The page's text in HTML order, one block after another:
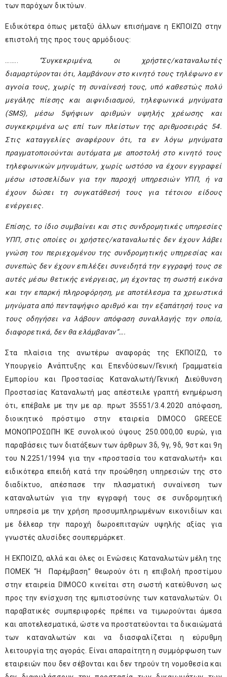
των παρόχων δικτύων.
Ειδικότερα όπως μεταξύ άλλων επισήμανε η ΕΚΠΟΙΖΩ στην
επιστολή της προς τους αρμόδιους:
……..
“Συγκεκριμένα, οι χρήστες/καταναλωτές
διαμαρτύρονται ότι, λαμβάνουν στο κινητό τους τηλέφωνο εν
αγνοία τους, χωρίς τη συναίνεσή τους, υπό καθεστώς πολύ
μεγάλης πίεσης και αιφνιδιασμού, τηλεφωνικά μηνύματα
(SMS), μέσω 5ψήφιων αριθμών υψηλής χρέωσης και
συγκεκριμένα ως επί των πλείστων της αριθμοσειράς 54.
Στις καταγγελίες αναφέρουν ότι, τα εν λόγω μηνύματα
πραγματοποιούνται αυτόματα με αποστολή στο κινητό τους
τηλεφωνικών μηνυμάτων, χωρίς ωστόσο να έχουν εγγραφεί
μέσω ιστοσελίδων για την παροχή υπηρεσιών ΥΠΠ, ή να
έχουν δώσει τη συγκατάθεσή τους για τέτοιου είδους
ενέργειες.
Επίσης, το ίδιο συμβαίνει και στις συνδρομητικές υπηρεσίες
ΥΠΠ, στις οποίες οι χρήστες/καταναλωτές δεν έχουν λάβει
γνώση του περιεχομένου της συνδρομητικής υπηρεσίας και
συνεπώς δεν έχουν επιλέξει συνειδητά την εγγραφή τους σε
αυτές μέσω θετικής ενέργειας, μη έχοντας τη σωστή εικόνα
και την επαρκή πληροφόρηση, με αποτέλεσμα τα χρεωστικά
μηνύματα από πενταψήφιο αριθμό και την εξαπάτησή τους να
τους οδηγήσει να λάβουν απόφαση συναλλαγής την οποία,
διαφορετικά, δεν θα ελάμβαναν”….
Στα πλαίσια της ανωτέρω αναφοράς της ΕΚΠΟΙΖΩ, το
Υπουργείο Ανάπτυξης και Επενδύσεων/Γενική Γραμματεία
Εμπορίου και Προστασίας Καταναλωτή/Γενική Διεύθυνση
Προστασίας Καταναλωτή μας απέστειλε γραπτή ενημέρωση
ότι, επέβαλε με την με αρ. πρωτ 35551/3.4.2020 απόφαση,
διοικητικό πρόστιμο στην εταιρεία DIMOCO GREECE
ΜΟΝΟΠΡΟΣΩΠΗ ΙΚΕ συνολικού ύψους 250.000,00 ευρώ, για
παραβάσεις των διατάξεων των άρθρων 3δ, 9γ, 9δ, 9στ και 9η
του Ν.2251/1994 για την «προστασία του καταναλωτή» και
ειδικότερα επειδή κατά την προώθηση υπηρεσιών της στο
διαδίκτυο, απέσπασε την πλασματική συναίνεση των
καταναλωτών για την εγγραφή τους σε συνδρομητική
υπηρεσία με την χρήση προσυμπληρωμένων εικονιδίων και
με δέλεαρ την παροχή δωροεπιταγών υψηλής αξίας για
γνωστές αλυσίδες σουπερμάρκετ.
Η ΕΚΠΟΙΖΩ, αλλά και όλες οι Ενώσεις Καταναλωτών μέλη της
ΠΟΜΕΚ “Η Παρέμβαση” θεωρούν ότι η επιβολή προστίμου
στην εταιρεία DIMOCO κινείται στη σωστή κατεύθυνση ως
προς την ενίσχυση της εμπιστοσύνης των καταναλωτών. Οι
παραβατικές συμπεριφορές πρέπει να τιμωρούνται άμεσα
και αποτελεσματικά, ώστε να προστατεύονται τα δικαιώματά
των καταναλωτών και να διασφαλίζεται η εύρυθμη
λειτουργία της αγοράς. Είναι απαραίτητη η συμμόρφωση των
εταιρειών που δεν σέβονται και δεν τηρούν τη νομοθεσία και